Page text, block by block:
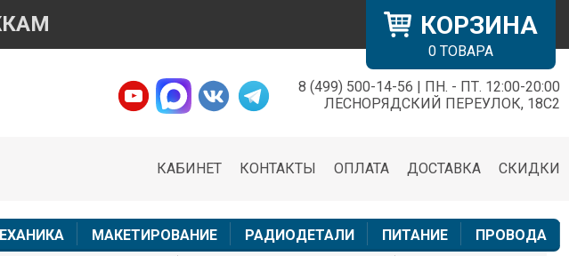
КОРЗИНА
0 ТОВАРА
8 (499) 500-14-56 | ПН. - ПТ. 12:00-20:00
ЛЕСНОРЯДСКИЙ ПЕРЕУЛОК, 18С2
СКИДКИ
ДОСТАВКА
ОПЛАТА
КОНТАКТЫ
КАБИНЕТ
МАКЕТИРОВАНИЕ РАДИОДЕТАЛИ ПИТАНИЕ ПРОВОДА
×